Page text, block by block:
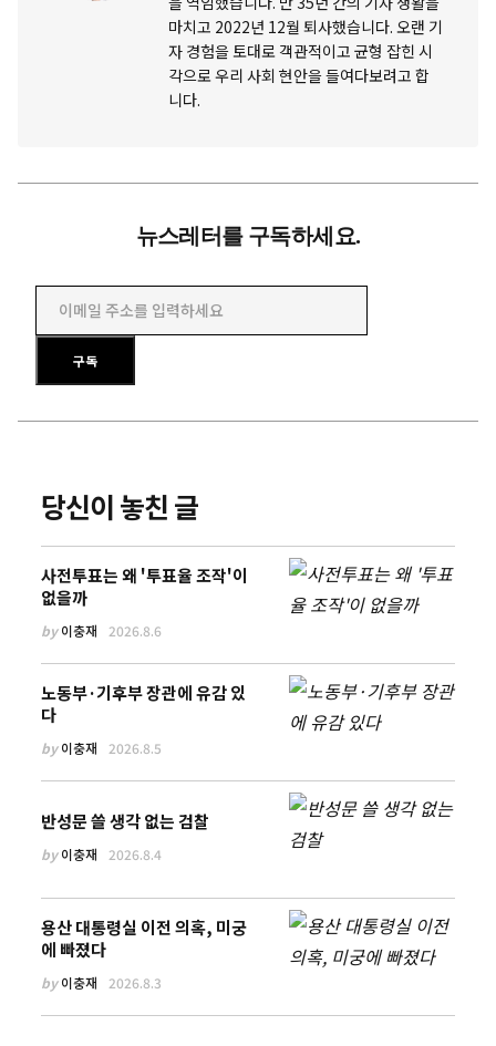
마치고 2022년 12월 퇴사했습니다. 오랜 기
자 경험을 토대로 객관적이고 균형 잡힌 시
각으로 우리 사회 현안을 들여다보려고 합
니다.
뉴스레터를 구독하세요.
이메일 주소를 입력하세요
구독
당신이 놓친 글
사전투표는 왜 '투표율 조작'이
없을까
by이충재 2026.8.6
노동부·기후부 장관에 유감 있
다
by이충재 2026.8.5
반성문 쓸 생각 없는 검찰
by이충재 2026.8.4
용산 대통령실 이전 의혹, 미궁
에 빠졌다
by이충재 2026.8.3